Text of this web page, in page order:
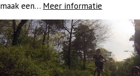
maak een… Meer informatie